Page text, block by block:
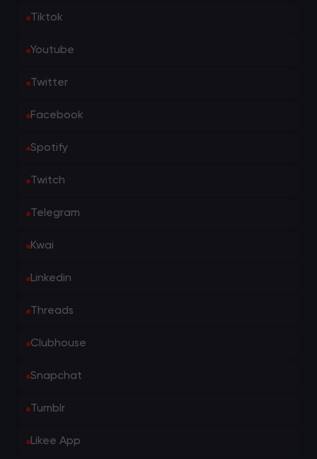
Tiktok
Youtube
Twitter
Facebook
Spotify
Twitch
Telegram
Kwai
Linkedin
Threads
Clubhouse
Snapchat
Tumblr
Likee App